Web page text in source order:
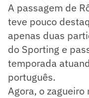
A passagem de
teve pouco
apenas duas
do Sporting e
temporada
português.
Agora, o